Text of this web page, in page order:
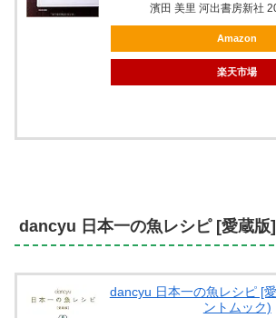
濱田 美里 河出書房新社
Amazon
楽天市場
dancyu 日本一の魚レシピ [愛蔵版]
dancyu 日本一の魚レシピ [
ントムック)